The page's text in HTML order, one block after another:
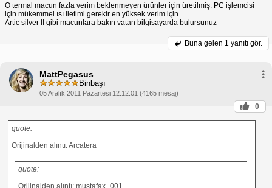
O termal macun fazla verim beklenmeyen ürünler için üretilmiş. PC işlemcisi
için mükemmel ısı iletimi gerekir en yüksek verim için.
Artic silver II gibi macunlara bakın vatan bilgisayarda bulursunuz
Buna gelen 1 yanıtı gör.
MattPegasus
Binbaşı
05 Aralık 2011 Pazartesi 12:12:01 (4165 mesaj)
0
quote:
Orijinalden alıntı: Arcatera
quote:
Orijinalden alıntı: mustafax_001